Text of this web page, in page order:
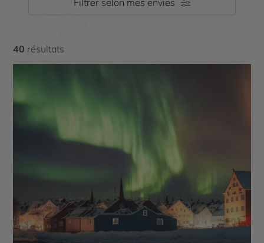
Filtrer selon mes envies
40 résultats